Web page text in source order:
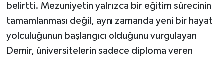
belirtti. Mezuniyetin yalnızca bir eğitim sürecinin
tamamlanması değil, aynı zamanda yeni bir hayat
yolculuğunun başlangıcı olduğunu vurgulayan
Demir, üniversitelerin sadece diploma veren